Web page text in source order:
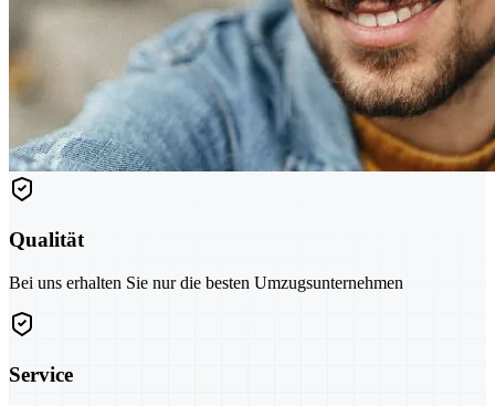
Qualität
Bei uns erhalten Sie nur die besten Umzugsunternehmen
Service